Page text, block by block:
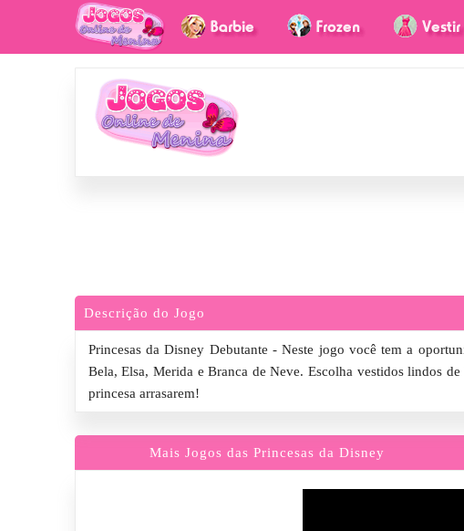
Descrição do Jogo
Princesas da Disney Debutante - Neste jogo você tem a
Bela, Elsa, Merida e Branca de Neve. Escolha vestidos lindos de
princesa arrasarem!
Mais Jogos das Princesas da Disney